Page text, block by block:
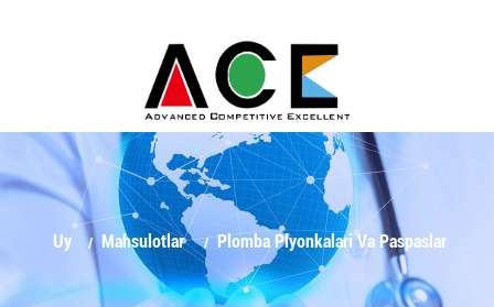
Uy Mahsulotlar Plomba Plyonkalari Va Paspaslar